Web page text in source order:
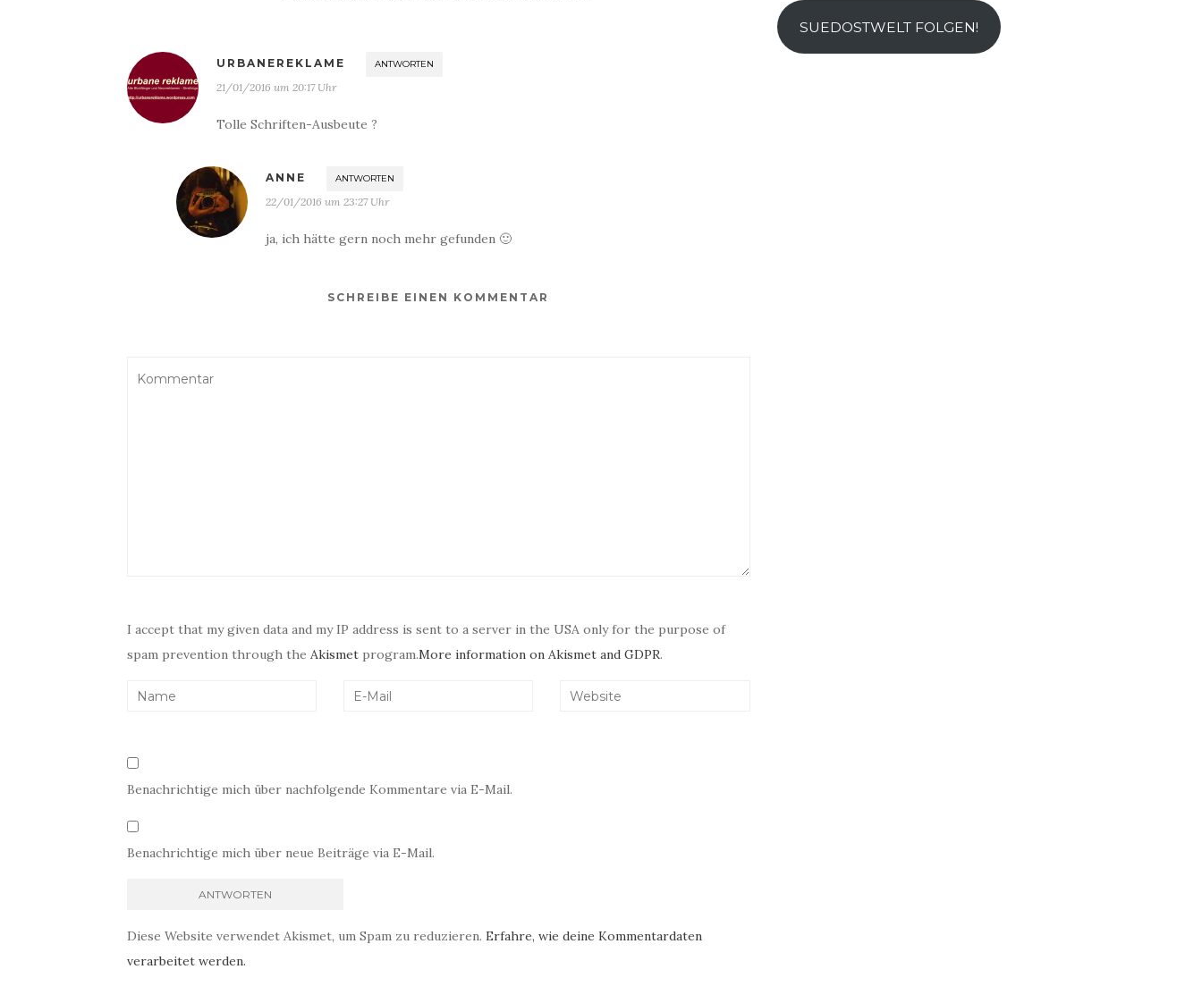
URBANEREKLAME ANTWORTEN
21/01/2016 um 20:17 Uhr
Tolle Schriften-Ausbeute ?
ANNE ANTWORTEN
22/01/2016 um 23:27 Uhr
ja, ich hätte gern noch mehr gefunden 🙂
SCHREIBE EINEN KOMMENTAR
I accept that my given data and my IP address is sent to a server in the USA only for the purpose of
spam prevention through the Akismet program.More information on Akismet and GDPR.
Benachrichtige mich über nachfolgende Kommentare via E-Mail.
Benachrichtige mich über neue Beiträge via E-Mail.
Diese Website verwendet Akismet, um Spam zu reduzieren. Erfahre, wie deine Kommentardaten
verarbeitet werden.
Adresse
SUEDOSTWELT FOLGEN!